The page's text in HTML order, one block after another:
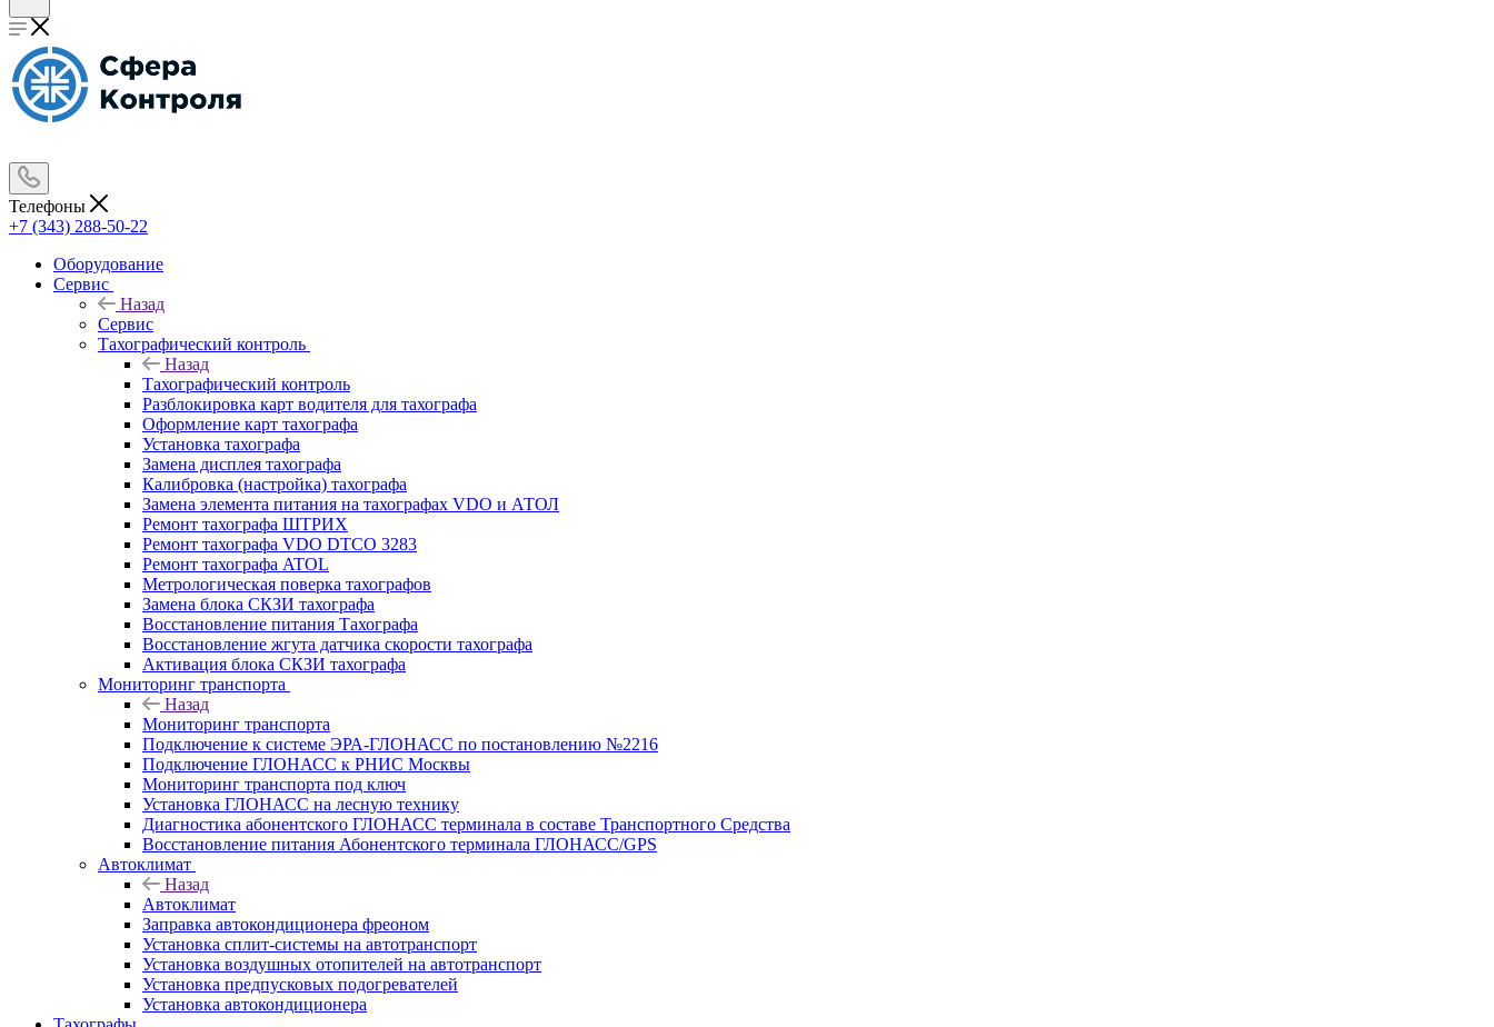
Телефоны
+7 (343) 288-50-22
Оборудование
Сервис
Назад
Сервис
Тахографический контроль
Назад
Тахографический контроль
Разблокировка карт водителя для тахографа
Оформление карт тахографа
Установка тахографа
Замена дисплея тахографа
Калибровка (настройка) тахографа
Замена элемента питания на тахографах VDO и АТОЛ
Ремонт тахографа ШТРИХ
Ремонт тахографа VDO DTCO 3283
Ремонт тахографа ATOL
Метрологическая поверка тахографов
Замена блока СКЗИ тахографа
Восстановление питания Тахографа
Восстановление жгута датчика скорости тахографа
Активация блока СКЗИ тахографа
Мониторинг транспорта
Назад
Мониторинг транспорта
Подключение к системе ЭРА-ГЛОНАСС по постановлению №2216
Подключение ГЛОНАСС к РНИС Москвы
Мониторинг транспорта под ключ
Установка ГЛОНАСС на лесную технику
Диагностика абонентского ГЛОНАСС терминала в составе Транспортного Средства
Восстановление питания Абонентского терминала ГЛОНАСС/GPS
Автоклимат
Назад
Автоклимат
Заправка автокондиционера фреоном
Установка сплит-системы на автотранспорт
Установка воздушных отопителей на автотранспорт
Установка предпусковых подогревателей
Установка автокондиционера